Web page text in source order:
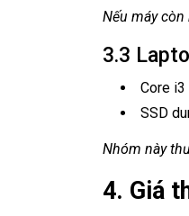
Nếu máy
3.3
Core
SSD
Nhóm này
4. Giá